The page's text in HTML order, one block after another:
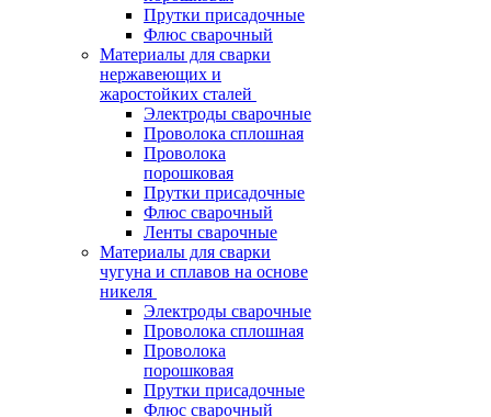
Прутки присадочные
Флюс сварочный
Материалы для сварки
нержавеющих и
жаростойких сталей
Электроды сварочные
Проволока сплошная
Проволока
порошковая
Прутки присадочные
Флюс сварочный
Ленты сварочные
Материалы для сварки
чугуна и сплавов на основе
никеля
Электроды сварочные
Проволока сплошная
Проволока
порошковая
Прутки присадочные
Флюс сварочный